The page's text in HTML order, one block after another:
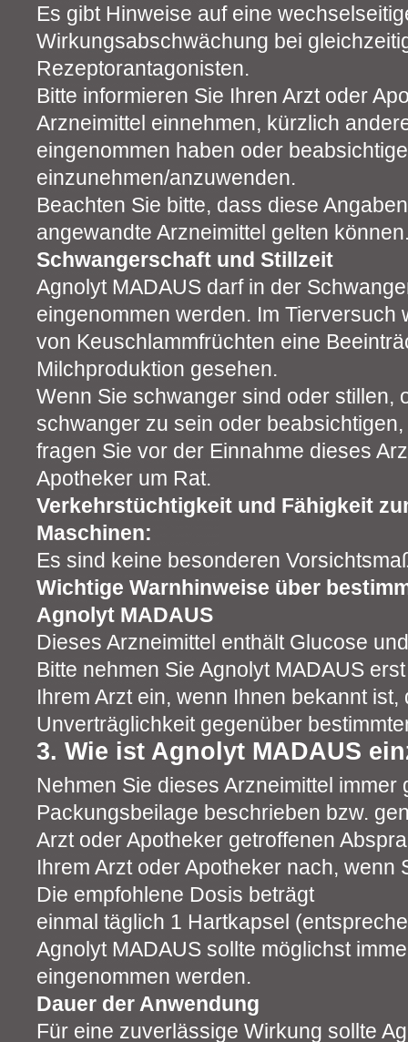
Es gibt Hinweise auf eine
Wirkungsabschwächung bei
Rezeptorantagonisten.
Bitte informieren Sie Ihren Arzt oder
Arzneimittel einnehmen, kürzlich
eingenommen haben oder
einzunehmen/anzuwenden.
Beachten Sie bitte, dass diese
angewandte Arzneimittel gelten
Schwangerschaft und Stillzeit
Agnolyt MADAUS darf in der
eingenommen werden. Im Tierversuch
von Keuschlammfrüchten eine
Milchproduktion gesehen.
Wenn Sie schwanger sind oder stillen,
schwanger zu sein oder
fragen Sie vor der Einnahme dieses
Apotheker um Rat.
Verkehrstüchtigkeit und Fähigkeit
Maschinen:
Es sind keine besonderen
Wichtige Warnhinweise über
Agnolyt MADAUS
Dieses Arzneimittel enthält Glucose
Bitte nehmen Sie Agnolyt MADAUS
Ihrem Arzt ein, wenn Ihnen bekannt
Unverträglichkeit gegenüber
3. Wie ist Agnolyt MADAUS
Nehmen Sie dieses Arzneimittel immer
Packungsbeilage beschrieben bzw.
Arzt oder Apotheker getroffenen
Ihrem Arzt oder Apotheker nach, wenn
Die empfohlene Dosis beträgt
einmal täglich 1 Hartkapsel
Agnolyt MADAUS sollte möglichst
eingenommen werden.
Dauer der Anwendung
Für eine zuverlässige Wirkung sollte